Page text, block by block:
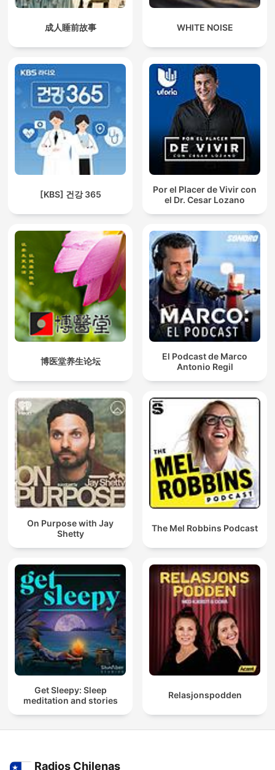
成人睡前故事 WHITE NOISE
[KBS] 건강 365
Por el Placer de Vivir con
el Dr. Cesar Lozano
博医堂养生论坛
El Podcast de Marco
Antonio Regil
On Purpose with Jay
Shetty
The Mel Robbins Podcast
Get Sleepy: Sleep
meditation and stories
Relasjonspodden
Radios Chilenas